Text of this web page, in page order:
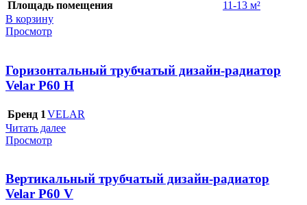
Площадь помещения
11-13 м²
В корзину
Просмотр
Горизонтальный трубчатый дизайн-радиатор
Velar P60 H
Бренд 1 VELAR
Читать далее
Просмотр
Вертикальный трубчатый дизайн-радиатор
Velar P60 V